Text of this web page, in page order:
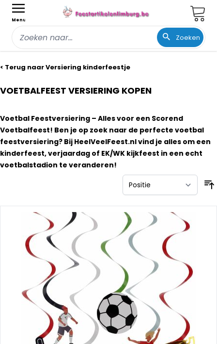
Menu
Zoeken
< Terug naar Versiering kinderfeestje
VOETBALFEEST VERSIERING KOPEN
Voetbal Feestversiering – Alles voor een Scorend
Voetbalfeest! Ben je op zoek naar de perfecte voetbal
feestversiering? Bij HeelVeelFeest.nl vind je alles om een
kinderfeest, verjaardag of EK/WK kijkfeest in een echt
voetbalstadion te veranderen!